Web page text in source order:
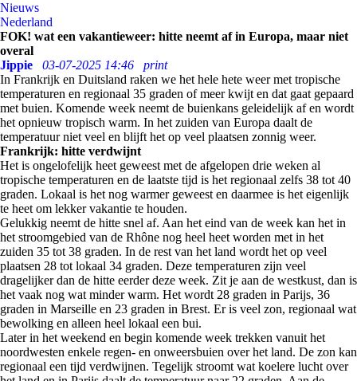
Nieuws
Nederland
FOK! wat een vakantieweer: hitte neemt af in Europa, maar niet
overal
Jippie
03-07-2025 14:46
print
In Frankrijk en Duitsland raken we het hele hete weer met tropische
temperaturen en regionaal 35 graden of meer kwijt en dat gaat gepaard
met buien. Komende week neemt de buienkans geleidelijk af en wordt
het opnieuw tropisch warm. In het zuiden van Europa daalt de
temperatuur niet veel en blijft het op veel plaatsen zonnig weer.
Frankrijk: hitte verdwijnt
Het is ongelofelijk heet geweest met de afgelopen drie weken al
tropische temperaturen en de laatste tijd is het regionaal zelfs 38 tot 40
graden. Lokaal is het nog warmer geweest en daarmee is het eigenlijk
te heet om lekker vakantie te houden.
Gelukkig neemt de hitte snel af. Aan het eind van de week kan het in
het stroomgebied van de Rhône nog heel heet worden met in het
zuiden 35 tot 38 graden. In de rest van het land wordt het op veel
plaatsen 28 tot lokaal 34 graden. Deze temperaturen zijn veel
dragelijker dan de hitte eerder deze week. Zit je aan de westkust, dan is
het vaak nog wat minder warm. Het wordt 28 graden in Parijs, 36
graden in Marseille en 23 graden in Brest. Er is veel zon, regionaal wat
bewolking en alleen heel lokaal een bui.
Later in het weekend en begin komende week trekken vanuit het
noordwesten enkele regen- en onweersbuien over het land. De zon kan
regionaal een tijd verdwijnen. Tegelijk stroomt wat koelere lucht over